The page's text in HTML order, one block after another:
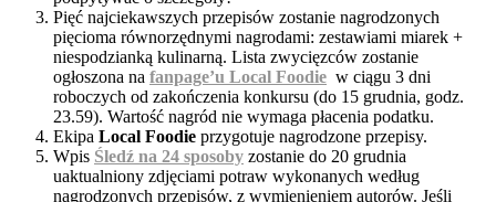
Pięć najciekawszych przepisów zostanie nagrodzonych
pięcioma równorzędnymi nagrodami: zestawiami miarek +
niespodzianką kulinarną. Lista zwycięzców zostanie
ogłoszona na fanpage’u Local Foodie w ciągu 3 dni
roboczych od zakończenia konkursu (do 15 grudnia, godz.
23.59). Wartość nagród nie wymaga płacenia podatku.
Ekipa Local Foodie przygotuje nagrodzone przepisy.
Wpis Śledź na 24 sposoby zostanie do 20 grudnia
uaktualniony zdjęciami potraw wykonanych według
nagrodzonych przepisów, z wymienieniem autorów. Jeśli